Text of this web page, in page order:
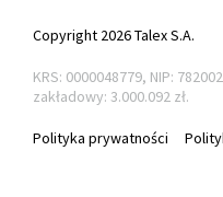
Copyright 2026 Talex S.A.
KRS: 0000048779, NIP:
zakładowy: 3.000.092 zł.
Polityka prywatności